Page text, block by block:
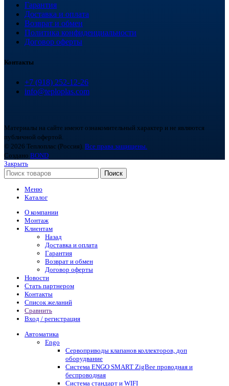
Гарантия
Доставка и оплата
Возврат и обмен
Политика конфиденциальности
Договор оферты
Контакты
+7 (918) 252-12-26
info@teploplas.com
Материалы на сайте имеют ознакомительный характер и не являются
публичной офертой.
© 2026 Теплоплас (Россия). Все права защищены.
Создано BOND
Закрыть
Поиск
Меню
Каталог
О компании
Монтаж
Клиентам
Назад
Доставка и оплата
Гарантия
Возврат и обмен
Договор оферты
Новости
Стать партнером
Контакты
Список желаний
Сравнить
Вход / регистрация
Автоматика
Engo
Сервоприводы клапанов коллекторов, доп
оборудвание
Система ENGO SMART ZigBee проводная и
беспроводная
Система стандарт и WIFI